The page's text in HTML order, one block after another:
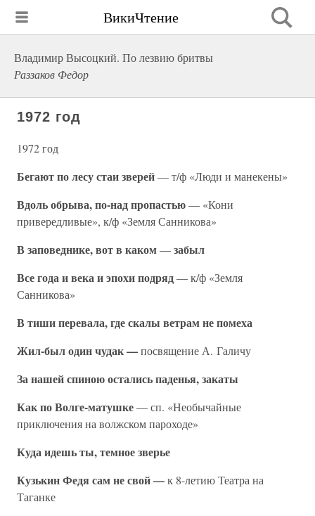
ВикиЧтение
Владимир Высоцкий. По лезвию бритвы
Раззаков Федор
1972 год
1972 год
Бегают по лесу стаи зверей— т/ф «Люди и манекены»
Вдоль обрыва, по-над пропастью— «Кони
привередливые», к/ф «Земля Санникова»
В заповеднике, вот в каком—забыл
Все года и века и эпохи подряд— к/ф «Земля
Санникова»
В тиши перевала, где скалы ветрам не помеха
Жил-был один чудак —посвящение А. Галичу
За нашей спиною остались паденья, закаты
Как по Волге-матушке— сп. «Необычайные
приключения на волжском пароходе»
Куда идешь ты, темное зверье
Кузькин Федя сам не свой —к 8-летию Театра на
Таганке